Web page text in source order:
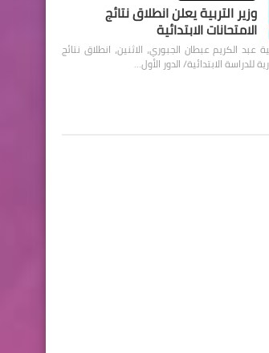
وزير التربية يعلن انطلاق نتائج
الامتحانات الابتدائية
عبد الكريم عبطان الجبوري، الاثنين، انطلاق نتائج
للدراسة الابتدائية/ الدور الأول…